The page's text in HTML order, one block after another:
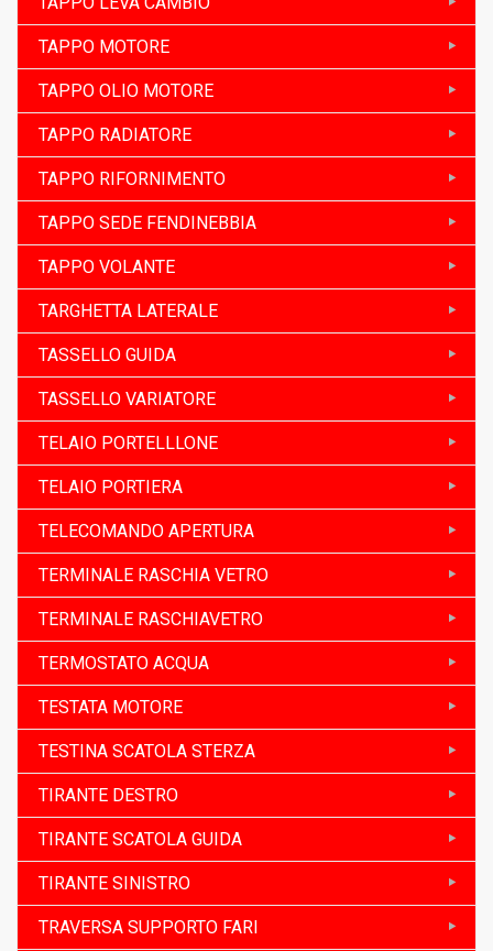
TAPPO MOTORE
TAPPO OLIO MOTORE
TAPPO RADIATORE
TAPPO RIFORNIMENTO
TAPPO SEDE FENDINEBBIA
TAPPO VOLANTE
TARGHETTA LATERALE
TASSELLO GUIDA
TASSELLO VARIATORE
TELAIO PORTELLLONE
TELAIO PORTIERA
TELECOMANDO APERTURA
TERMINALE RASCHIA VETRO
TERMINALE RASCHIAVETRO
TERMOSTATO ACQUA
TESTATA MOTORE
TESTINA SCATOLA STERZA
TIRANTE DESTRO
TIRANTE SCATOLA GUIDA
TIRANTE SINISTRO
TRAVERSA SUPPORTO FARI